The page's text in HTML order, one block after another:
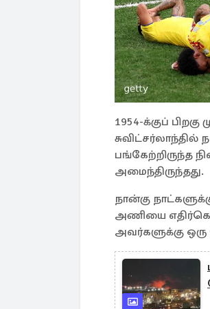
1954-க்குப்
பங்கேற்றிருந்த
அமைந்திருந்தது.
நான்கு
அணியை
அவர்களுக்கு